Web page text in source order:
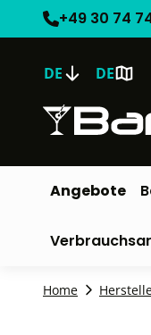
+49 30 74
DE DE
Angebote
Home